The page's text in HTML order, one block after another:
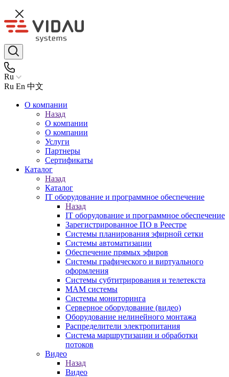
Ru
Ru En 中文
О компании
Назад
О компании
О компании
Услуги
Партнеры
Сертификаты
Каталог
Назад
Каталог
IT оборудование и программное обеспечение
Назад
IT оборудование и программное обеспечение
Зарегистрированное ПО в Реестре
Системы планирования эфирной сетки
Системы автоматизации
Обеспечение прямых эфиров
Системы графического и виртуального
оформления
Системы субтитрирования и телетекста
MAM системы
Системы мониторинга
Серверное оборудование (видео)
Оборудование нелинейного монтажа
Распределители электропитания
Система маршрутизации и обработки
потоков
Видео
Назад
Видео